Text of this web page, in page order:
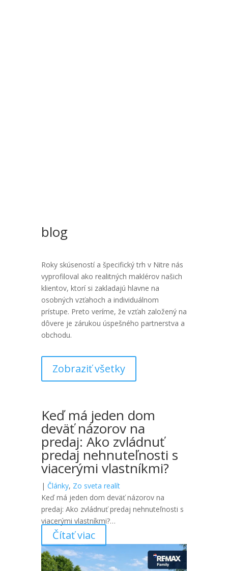
blog
Roky skúseností a špecifický trh v Nitre nás
vyprofiloval ako realitných maklérov našich
klientov, ktorí si zakladajú hlavne na
osobných vzťahoch a individuálnom
prístupe. Preto veríme, že vzťah založený na
dôvere je zárukou úspešného partnerstva a
obchodu.
Zobraziť všetky
Keď má jeden dom
deväť názorov na
predaj: Ako zvládnuť
predaj nehnuteľnosti s
viacerými vlastníkmi?
| Články, Zo sveta realít
Keď má jeden dom deväť názorov na
predaj: Ako zvládnuť predaj nehnuteľnosti s
viacerými vlastníkmi?…
Čítať viac